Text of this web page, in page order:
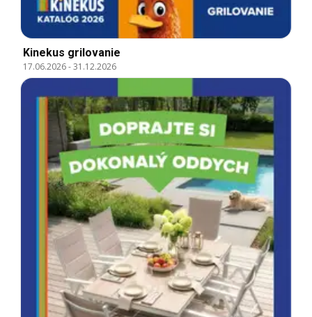
Kinekus grilovanie
17.06.2026-31.12.2026